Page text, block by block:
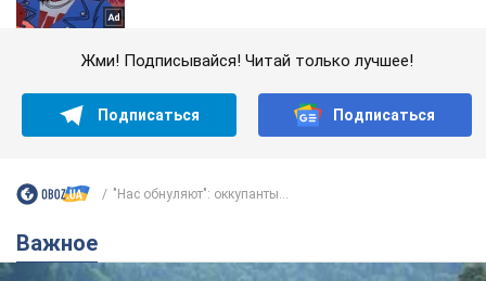
Жми! Подписывайся! Читай только лучшее!
Подписаться Подписаться
"Нас обнуляют": оккупанты...
Важное